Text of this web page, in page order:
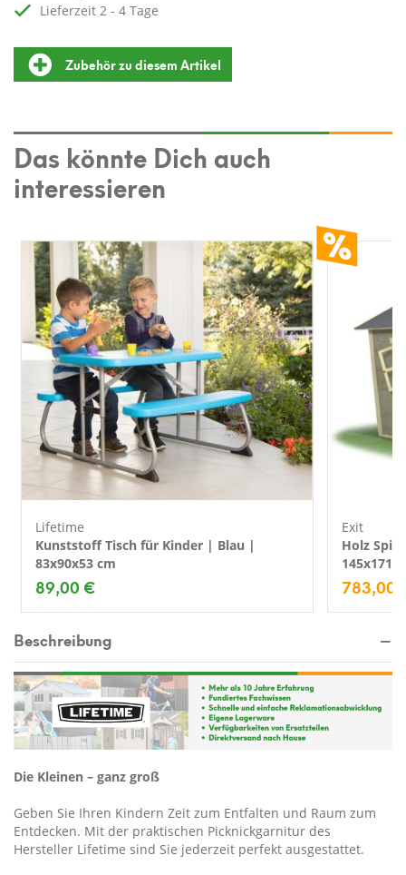
Lieferzeit 2 - 4 Tage
Zubehör zu diesem Artikel
Das könnte Dich auch
interessieren
Lifetime
Kunststoff Tisch für Kinder | Blau |
83x90x53 cm
89,00 €
Exit
Holz
145x171
783,00
Beschreibung
Die Kleinen – ganz groß
Geben Sie Ihren Kindern Zeit zum Entfalten und Raum zum
Entdecken. Mit der praktischen Picknickgarnitur des
Hersteller Lifetime sind Sie jederzeit perfekt ausgestattet.